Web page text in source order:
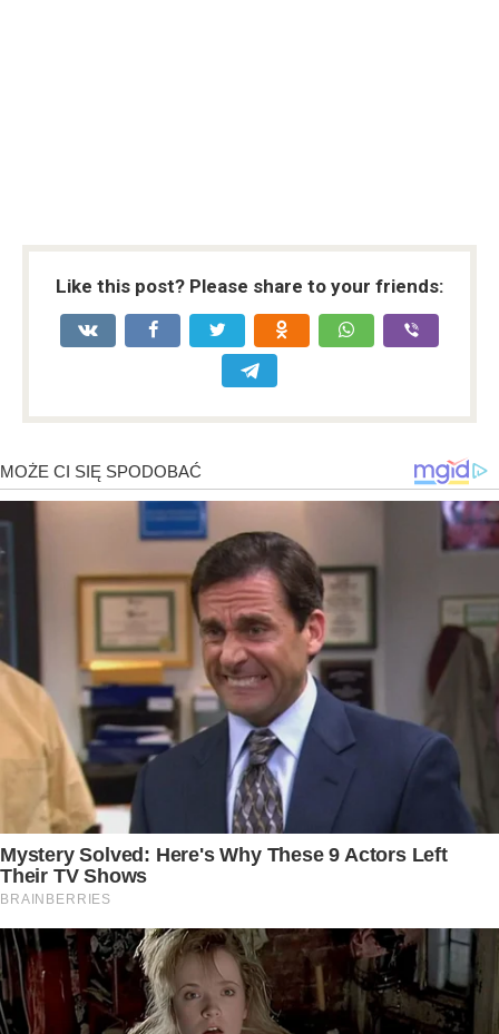
Like this post? Please share to your friends: